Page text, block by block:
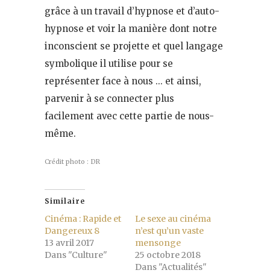
grâce à un travail d’hypnose et d’auto-
hypnose et voir la manière dont notre
inconscient se projette et quel langage
symbolique il utilise pour se
représenter face à nous … et ainsi,
parvenir à se connecter plus
facilement avec cette partie de nous-
même.
Crédit photo : DR
Similaire
Cinéma : Rapide et
Dangereux 8
13 avril 2017
Dans "Culture"
Le sexe au cinéma
n’est qu’un vaste
mensonge
25 octobre 2018
Dans "Actualités"